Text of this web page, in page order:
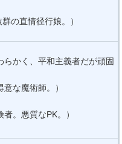
の直情径行娘。）
らかく、平和主義者だが頑固
な魔術師。）
。悪質なPK。）